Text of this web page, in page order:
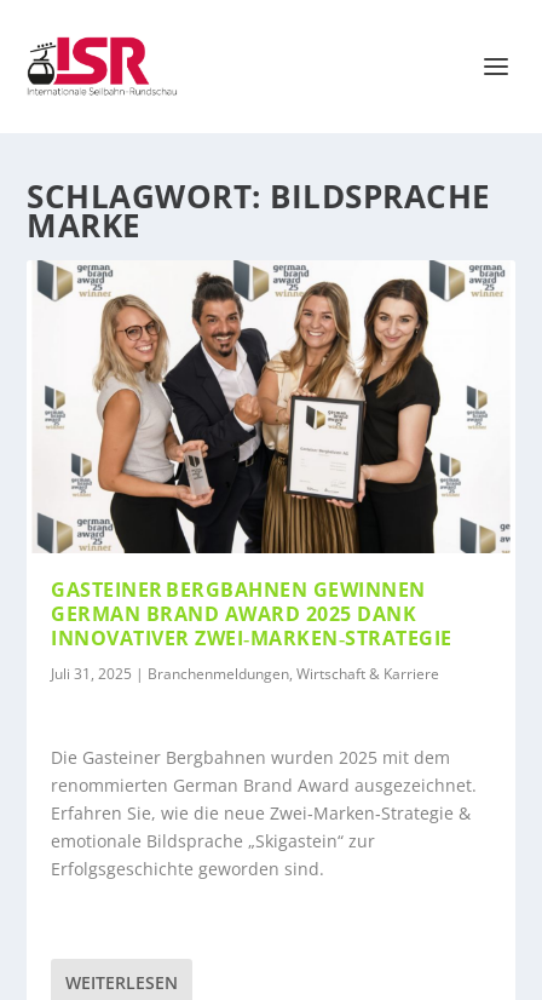
SCHLAGWORT: BILDSPRACHE
MARKE
GASTEINER BERGBAHNEN GEWINNEN
GERMAN BRAND AWARD 2025 DANK
INNOVATIVER ZWEI‑MARKEN‑STRATEGIE
Juli 31, 2025 | Branchenmeldungen,Wirtschaft & Karriere
Die Gasteiner Bergbahnen wurden 2025 mit dem
renommierten German Brand Award ausgezeichnet.
Erfahren Sie, wie die neue Zwei‑Marken‑Strategie &
emotionale Bildsprache „Skigastein“ zur
Erfolgsgeschichte geworden sind.
WEITERLESEN